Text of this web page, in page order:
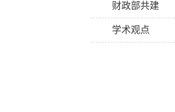
财政部共建
学术观点